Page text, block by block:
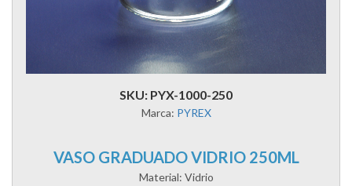
SKU: PYX-1000-250
Marca: PYREX
VASO GRADUADO VIDRIO 250ML
Material: Vidrio